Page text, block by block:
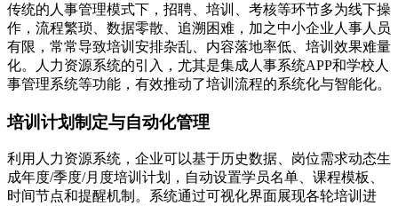
传统的人事管理模式下，招聘、培训、考核等环节多为线下操
作，流程繁琐、数据零散、追溯困难，加之中小企业人事人员
有限，常常导致培训安排杂乱、内容落地率低、培训效果难量
化。人力资源系统的引入，尤其是集成人事系统APP和学校人
事管理系统等功能，有效推动了培训流程的系统化与智能化。
培训计划制定与自动化管理
利用人力资源系统，企业可以基于历史数据、岗位需求动态生
成年度/季度/月度培训计划，自动设置学员名单、课程模板、
时间节点和提醒机制。系统通过可视化界面展现各轮培训进